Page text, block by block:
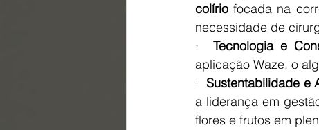
colírio focada na
necessidade de
· Tecnologia e
aplicação Waze, o
· Sustentabilidade e
a liderança em
flores e frutos em